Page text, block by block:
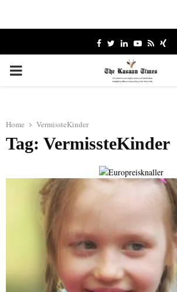
Facebook
TwitterLinkedinYoutube
RssXing
PRIMARY
Home VermissteKinder
Tag: VermissteKinder